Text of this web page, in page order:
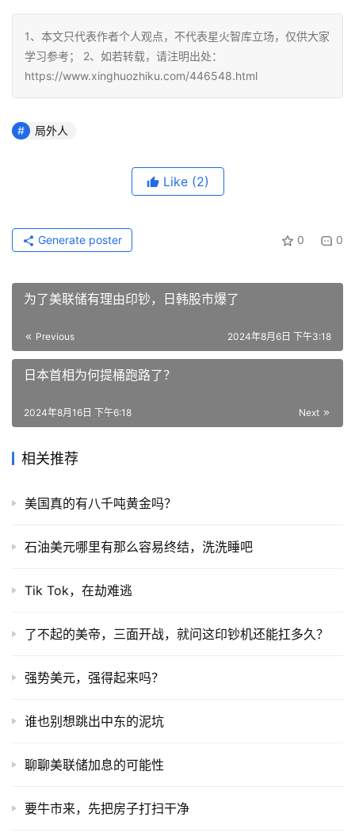
1、本文只代表作者个人观点，不代表星火智库立场，仅供大家
学习参考； 2、如若转载，请注明出处：
https://www.xinghuozhiku.com/446548.html
局外人
Like (2)
0 0
Generate poster
为了美联储有理由印钞，日韩股市爆了
Previous 2024年8月6日 下午3:18
日本首相为何提桶跑路了？
Next
2024年8月16日 下午6:18
相关推荐
美国真的有八千吨黄金吗？
石油美元哪里有那么容易终结，洗洗睡吧
Tik Tok，在劫难逃
了不起的美帝，三面开战，就问这印钞机还能扛多久？
强势美元，强得起来吗？
谁也别想跳出中东的泥坑
聊聊美联储加息的可能性
要牛市来，先把房子打扫干净